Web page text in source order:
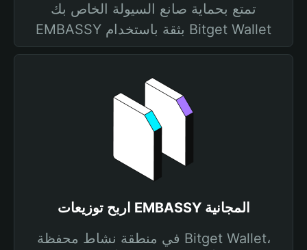
تمتع بحماية صانع السيولة الخاص بك
EMBASSY بثقة باستخدام Bitget Wallet
اربح توزيعات EMBASSY المجانية
في منطقة نشاط محفظة Bitget Wallet،